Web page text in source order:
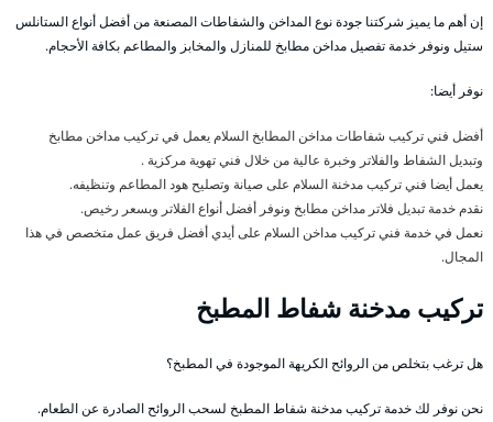
إن أهم ما يميز شركتنا جودة نوع المداخن والشفاطات المصنعة من أفضل أنواع الستانلس
ستيل ونوفر خدمة تفصيل مداخن مطابخ للمنازل والمخابز والمطاعم بكافة الأحجام.
نوفر أيضا:
أفضل فني تركيب شفاطات مداخن المطابخ السلام يعمل في تركيب مداخن مطابخ
وتبديل الشفاط والفلاتر وخبرة عالية من خلال فني تهوية مركزية .
يعمل أيضا فني تركيب مدخنة السلام على صيانة وتصليح هود المطاعم وتنظيفه.
نقدم خدمة تبديل فلاتر مداخن مطابخ ونوفر أفضل أنواع الفلاتر وبسعر رخيص.
نعمل في خدمة فني تركيب مداخن السلام على أيدي أفضل فريق عمل متخصص في هذا
المجال.
تركيب مدخنة شفاط المطبخ
هل ترغب بتخلص من الروائح الكريهة الموجودة في المطبخ؟
نحن نوفر لك خدمة تركيب مدخنة شفاط المطبخ لسحب الروائح الصادرة عن الطعام.